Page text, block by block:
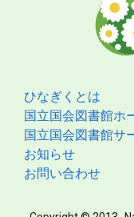
ひなぎくとは
国立国会図書館ホ
国立国会図書館サ
お知らせ
お問い合わせ